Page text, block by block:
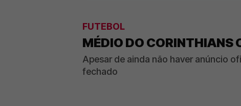
FUTEBOL
MÉDIO DO CORINTHIANS
Apesar de ainda não haver anúncio
fechado